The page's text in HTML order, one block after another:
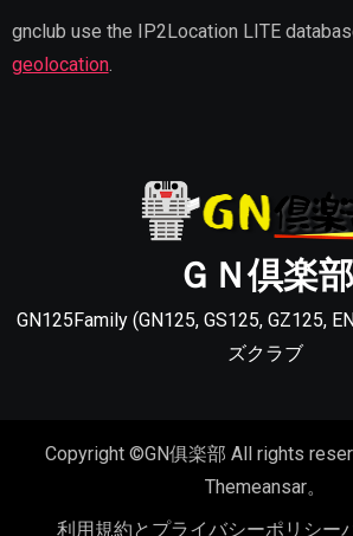
gnclub use the IP2Location LITE
geolocation.
ＧＮ倶楽部
GN125Family (GN125, GS125, GZ125,
ズクラブ
Copyright ©GN俱楽部 All rights
Themeansar。
利用規約とプライバシーポリシー